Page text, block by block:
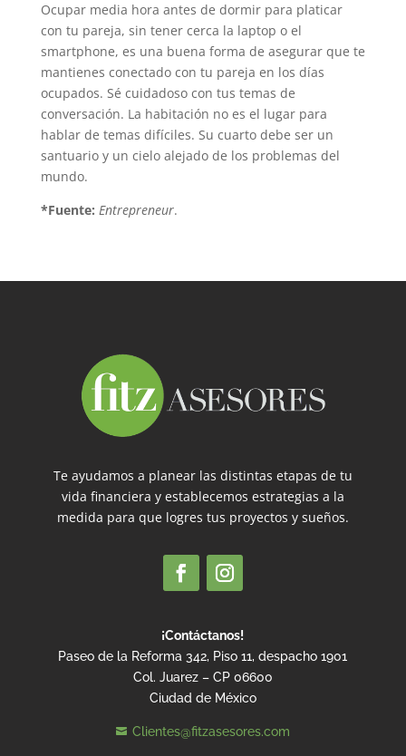
Ocupar media hora antes de dormir para platicar
con tu pareja, sin tener cerca la laptop o el
smartphone, es una buena forma de asegurar que te
mantienes conectado con tu pareja en los días
ocupados. Sé cuidadoso con tus temas de
conversación. La habitación no es el lugar para
hablar de temas difíciles. Su cuarto debe ser un
santuario y un cielo alejado de los problemas del
mundo.
*Fuente: Entrepreneur.
Te ayudamos a planear las distintas etapas de tu
vida financiera y establecemos estrategias a la
medida para que logres tus proyectos y sueños.
¡Contáctanos!
Paseo de la Reforma 342, Piso 11, despacho 1901
Col. Juarez – CP 06600
Ciudad de México
 Clientes@fitzasesores.com